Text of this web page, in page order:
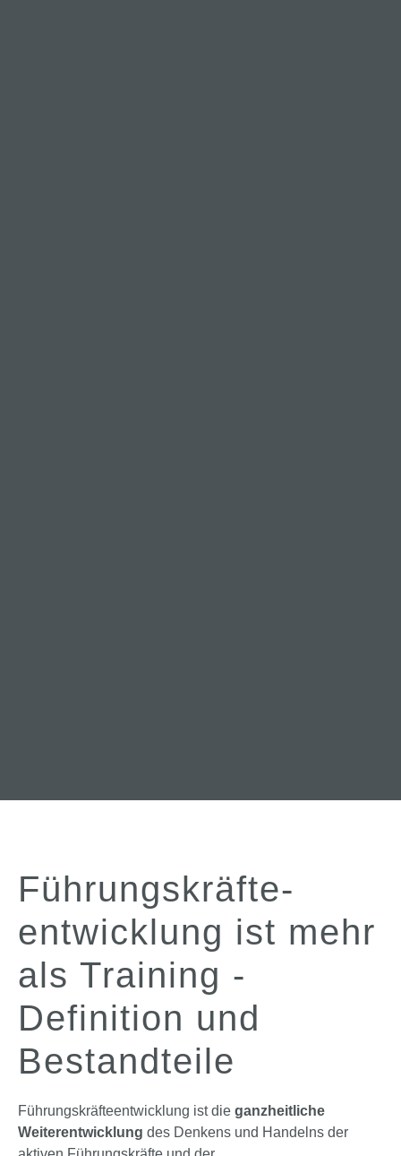
Führungs­kräfte­
entwicklung ist mehr
als Training -
Definition und
Bestandteile
Führungskräfteentwicklung ist die ganzheitliche
Weiterentwicklung des Denkens und Handelns der